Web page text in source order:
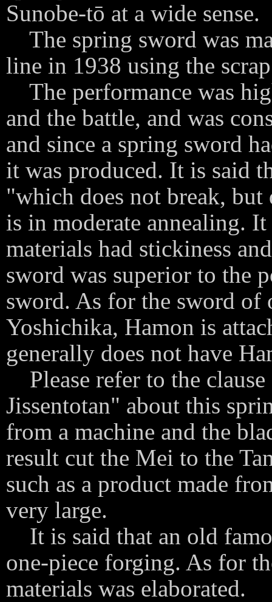
Sunobe-tō at a wide sense.
The spring sword was
line in 1938 using the
The performance was
and the battle, and was
and since a spring sword
it was produced. It is said
"which does not break,
is in moderate annealing.
materials had stickiness
sword was superior to the
sword. As for the sword
Yoshichika, Hamon is
generally does not have
Please refer to the
Jissentotan" about this
from a machine and the
result cut the Mei to the
such as a product made
very large.
It is said that an old
one-piece forging. As for
materials was elaborated.